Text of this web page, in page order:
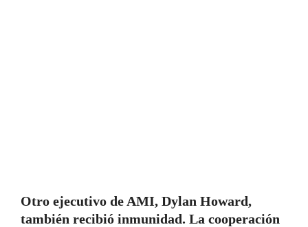
Otro ejecutivo de AMI, Dylan Howard,
también recibió inmunidad. La cooperación